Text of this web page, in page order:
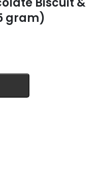
gram)